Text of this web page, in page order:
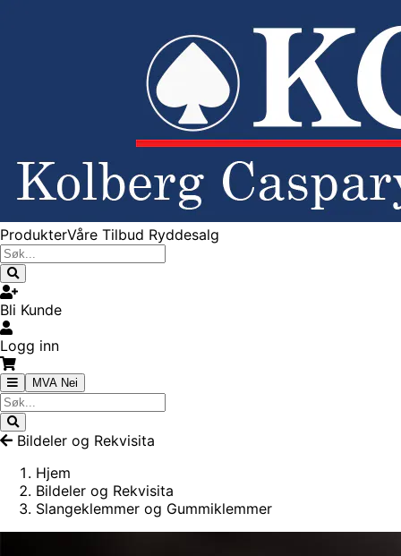
ProdukterVåre Tilbud Ryddesalg
Bli Kunde
Logg inn
MVA Nei
Bildeler og Rekvisita
Hjem
Bildeler og Rekvisita
Slangeklemmer og Gummiklemmer